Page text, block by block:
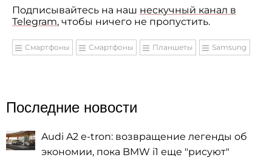
Подписывайтесь на наш нескучный канал в
Telegram, чтобы ничего не пропустить.
Смартфоны Смартфоны Планшеты Samsung
Последние новости
Audi A2 e-tron: возвращение легенды об
экономии, пока BMW i1 еще "рисуют"